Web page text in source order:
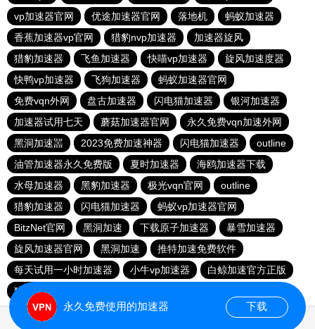
vp加速器官网
优途加速器官网 落地机
蚂蚁加速器
香蕉加速器vp官网
猎豹nvp加速器
加速器旋风
猎豹加速器
飞鱼加速器 快喵vp加速器
旋风加速度器
快鸭vp加速器
飞狗加速器
蚂蚁加速器官网
免费vqn外网
盘古加速器 闪电猫加速器
银河加速器
加速器试用七天
蘑菇加速器官网
永久免费vqn加速外网
黑洞加速噐
2023免费加速神器 闪电猫加速器
outline
油管加速器永久免费版
夏时加速器
海鸥加速器下载
水母加速器
黑豹加速器 极光vqn官网
outline
猎豹加速器
闪电猫加速器
蚂蚁vp加速器官网
BitzNet官网
黑洞加速 下载原子加速器
暴雪加速器
旋风加速器官网
黑洞加速
推特加速免费软件
每天试用一小时加速器
小牛vp加速器
白鲸加速官方正版
猎豹加速器
永久免费使用的加速器 下载